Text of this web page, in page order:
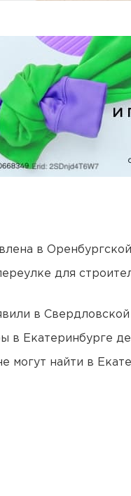
в
для
в Свердловской
в Екатеринбурге
могут найти в